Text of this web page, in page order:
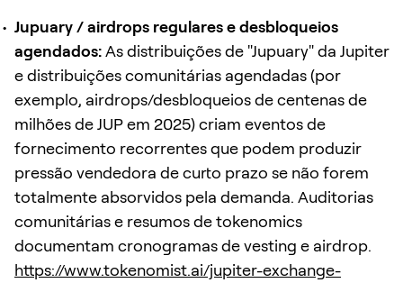
Jupuary / airdrops regulares e desbloqueios
agendados:As distribuições de "Jupuary" da Jupiter
e distribuições comunitárias agendadas (por
exemplo, airdrops/desbloqueios de centenas de
milhões de JUP em 2025) criam eventos de
fornecimento recorrentes que podem produzir
pressão vendedora de curto prazo se não forem
totalmente absorvidos pela demanda. Auditorias
comunitárias e resumos de tokenomics
documentam cronogramas de vesting e airdrop.
https://www.tokenomist.ai/jupiter-exchange-